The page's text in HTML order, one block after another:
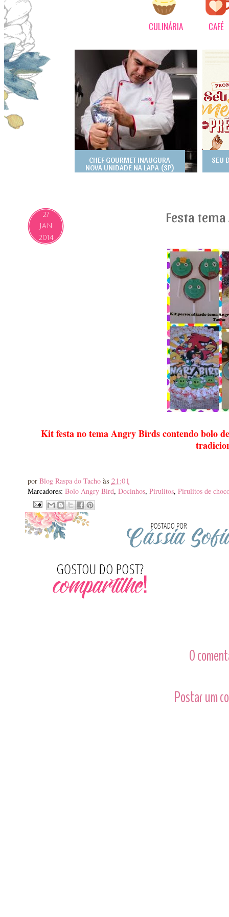
CULINÁRIA CAFÉ
CHEF GOURMET INAUGURA
NOVA UNIDADE NA LAPA (SP)
SEU
27
JAN
2014
Festa
Kit festa no tema Angry Birds contendo bolo
por Blog Raspa do Tacho às 21:01
Marcadores: Bolo Angry Bird, Docinhos, Pirulitos, Pirulitos de
0
Postar um